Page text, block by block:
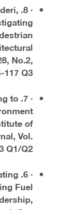
No.2,
117 Q3
to
of
Vol.
Q1/Q2
Fuel